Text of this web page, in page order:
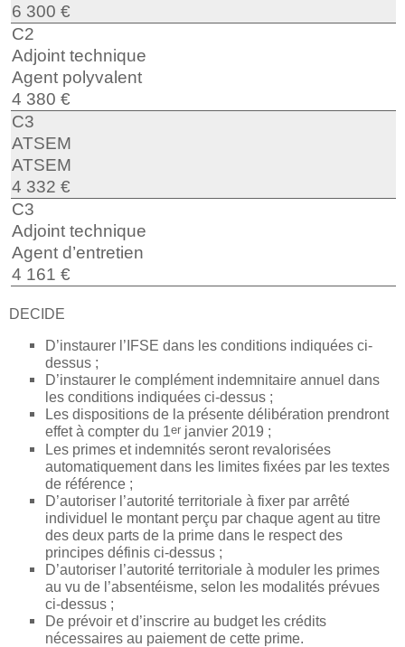
6 300 €
C2
Adjoint technique
Agent polyvalent
4 380 €
C3
ATSEM
ATSEM
4 332 €
C3
Adjoint technique
Agent d’entretien
4 161 €
DECIDE
D’instaurer l’IFSE dans les conditions indiquées ci-
dessus ;
D’instaurer le complément indemnitaire annuel dans
les conditions indiquées ci-dessus ;
Les dispositions de la présente délibération prendront
effet à compter du 1er janvier 2019 ;
Les primes et indemnités seront revalorisées
automatiquement dans les limites fixées par les textes
de référence ;
D’autoriser l’autorité territoriale à fixer par arrêté
individuel le montant perçu par chaque agent au titre
des deux parts de la prime dans le respect des
principes définis ci-dessus ;
D’autoriser l’autorité territoriale à moduler les primes
au vu de l’absentéisme, selon les modalités prévues
ci-dessus ;
De prévoir et d’inscrire au budget les crédits
nécessaires au paiement de cette prime.